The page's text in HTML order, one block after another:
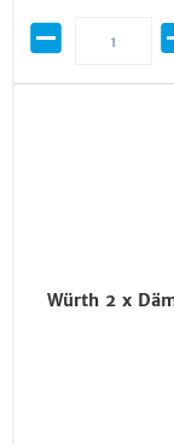
Würth 2 x